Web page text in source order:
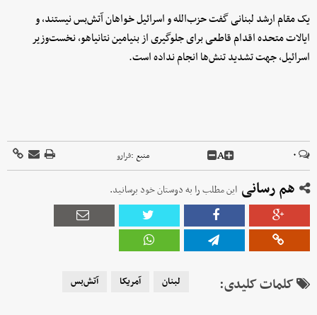
یک مقام ارشد لبنانی گفت حزب‌الله و اسرائیل خواهان آتش‌بس نیستند، و
ایالات متحده اقدام قاطعی برای جلوگیری از بنیامین نتانیاهو، نخست‌وزیر
اسرائیل، جهت تشدید تنش‌ها انجام نداده است.
۰ A منبع :فرارو
هم رسانی این مطلب را به دوستان خود برسانید.
کلمات کلیدی: لبنان آمریکا آتش‌بس